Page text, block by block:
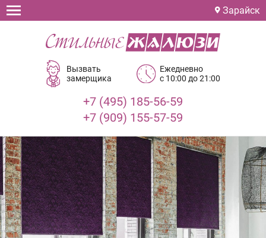
Зарайск
Вызвать
замерщика
Ежедневно
с 10:00 до 21:00
+7 (495) 185-56-59
+7 (909) 155-57-59